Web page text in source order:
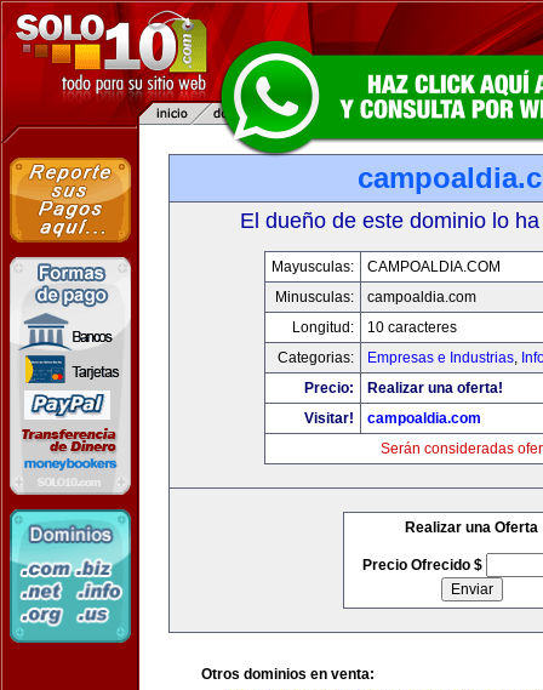
El dueño de este dominio lo
Mayusculas:
CAMPOALDIA.COM
Minusculas:
campoaldia.com
Longitud:
10 caracteres
Categorias:
Empresas e Industrias,
Precio:
Realizar una oferta!
Visitar!
campoaldia.com
Serán consideradas
Realizar una Oferta
Precio Ofrecido $
Otros dominios en venta: